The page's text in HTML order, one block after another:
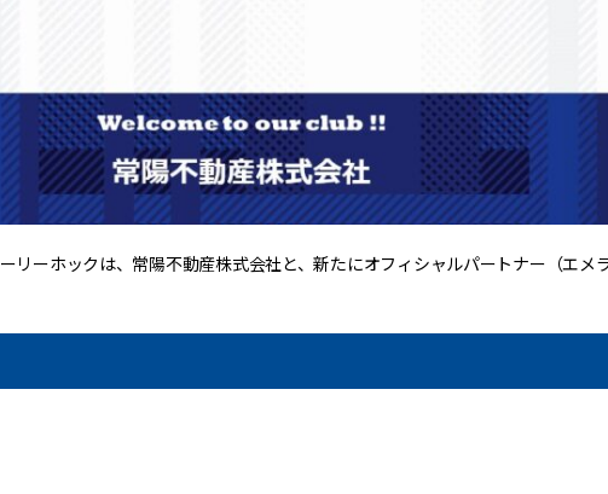
リーホックは、常陽不動産株式会社と、新たにオフィシャルパートナー（エメ